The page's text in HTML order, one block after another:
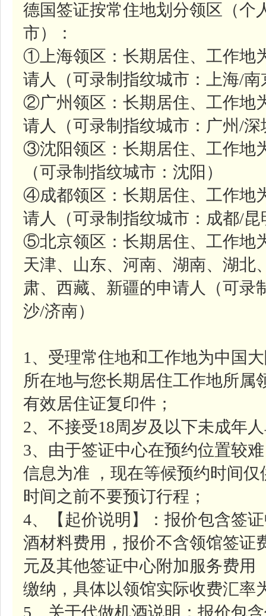
德国签证按常住地划分领区（个
市）：
①上海领区：长期居住、工作地
请人（可录制指纹城市：上海/南
②广州领区：长期居住、工作地
请人（可录制指纹城市：广州/深
③沈阳领区：长期居住、工作地
（可录制指纹城市：沈阳）
④成都领区：长期居住、工作地
请人（可录制指纹城市：成都/昆
⑤北京领区：长期居住、工作地
天津、山东、河南、湖南、湖北
肃、西藏、新疆的申请人（可录
沙/济南）
1、受理常住地和工作地为中国
所在地与您长期居住工作地所属
有效居住证复印件；
2、不接受18周岁及以下未成年
3、由于签证中心在预约位置较
信息为准 ，现在等候预约时间
时间之前不要预订行程；
4、【起价说明】：报价包含签
酒材料费用，报价不含领馆签证
元及其他签证中心附加服务费用
缴纳，具体以领馆实际收费汇率
5、关于代做机酒说明：报价包